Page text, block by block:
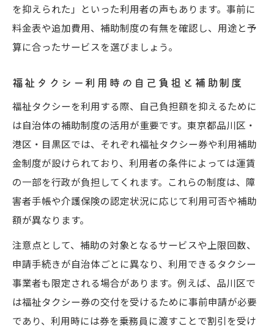
を抑えられた」といった利用者の声もあります。事前に
料金表や追加費用、補助制度の有無を確認し、用途と予
算に合ったサービスを選びましょう。
福祉タクシー利用時の自己負担と補助制度
福祉タクシーを利用する際、自己負担額を抑えるために
は自治体の補助制度の活用が重要です。東京都品川区・
港区・目黒区では、それぞれ福祉タクシー券や利用補助
金制度が設けられており、利用者の条件によっては運賃
の一部を行政が負担してくれます。これらの制度は、障
害者手帳や介護保険の認定状況に応じて利用可否や補助
額が異なります。
注意点として、補助の対象となるサービスや上限回数、
申請手続きが自治体ごとに異なり、利用できるタクシー
事業者も限定される場合があります。例えば、品川区で
は福祉タクシー券の交付を受けるために事前申請が必要
であり、利用時には券を乗務員に渡すことで割引を受け